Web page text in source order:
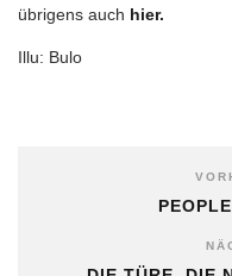
übrigens auch hier.
Illu: Bulo